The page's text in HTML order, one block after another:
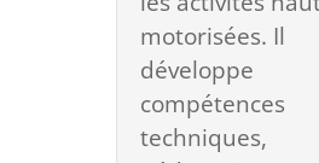
motorisées. Il
développe
compétences
techniques,